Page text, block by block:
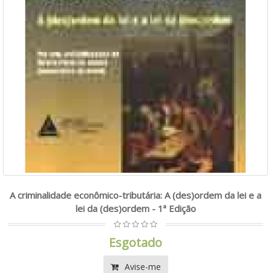
A criminalidade econômico-tributária: A (des)ordem da lei e a
lei da (des)ordem - 1ª Edição
Esgotado
Avise-me